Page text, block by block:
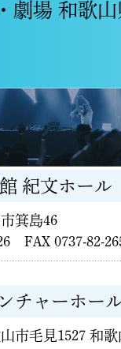
劇場 和歌
紀文ホール
箕島46
FAX 0737-82-
チャーホー
市毛見1527 和